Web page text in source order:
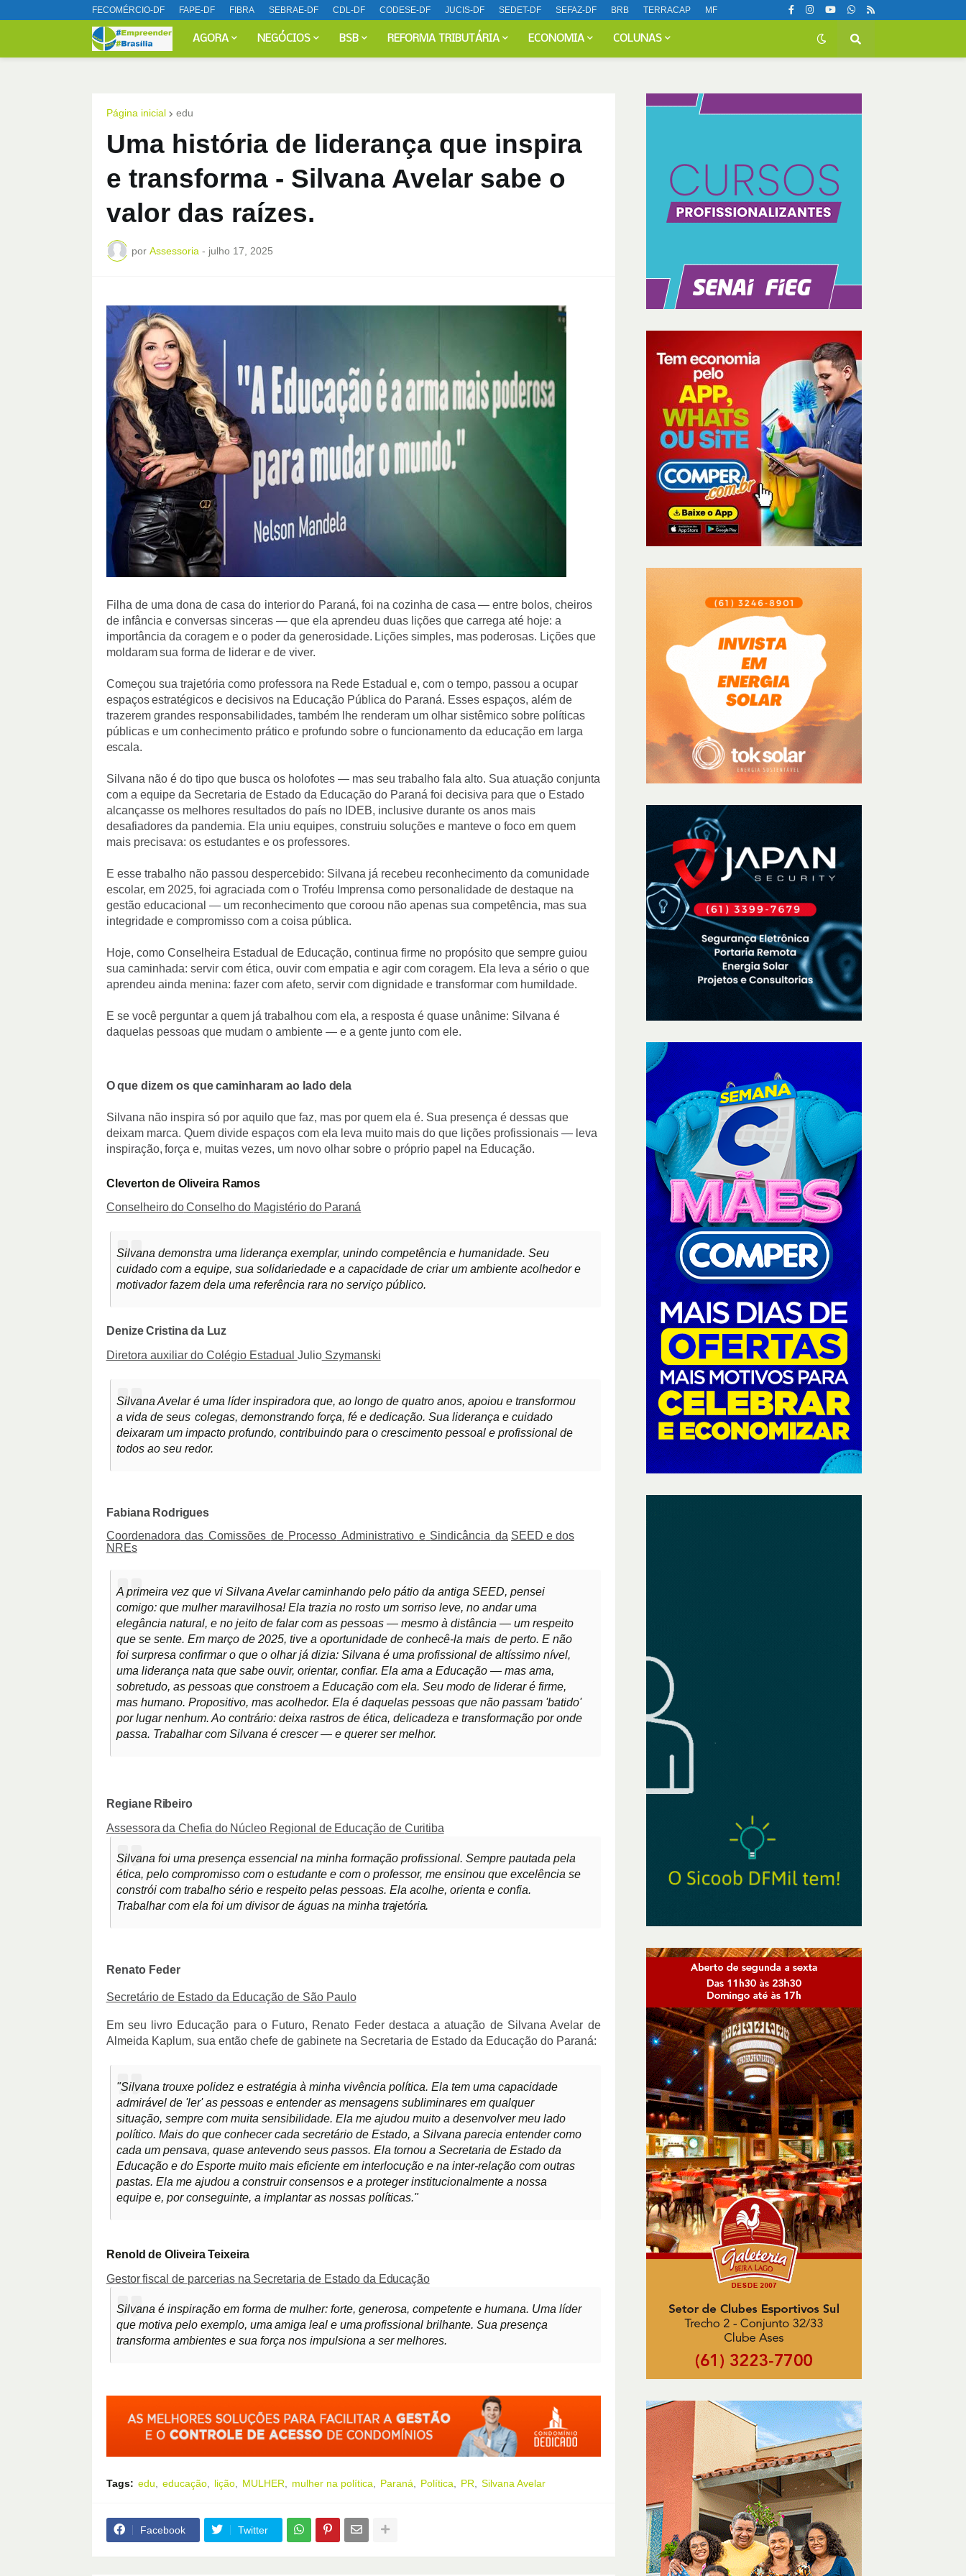
FECOMÉRCIO-DF FAPE-DF FIBRA SEBRAE-DF CDL-DF CODESE-DF JUCIS-DF SEDET-DF SEFAZ-DF BRB TERRACAP MF
AGORA NEGÓCIOS BSB REFORMA TRIBUTÁRIA ECONOMIA COLUNAS
Página inicial edu
Uma história de liderança que inspira
e transforma - Silvana Avelar sabe o
valor das raízes.
por Assessoria - julho 17, 2025
Filha de uma dona de casa do interior do Paraná, foi na cozinha de casa— entre bolos, cheiros
de infância e conversas sinceras — que ela aprendeu duas lições que carrega até hoje: a
importância da coragem e o poder da generosidade. Lições simples, mas poderosas. Lições que
moldaram sua forma de liderar e de viver.
Começou sua trajetória como professora na Rede Estadual e, com o tempo, passou a ocupar
espaços estratégicos e decisivos na Educação Pública do Paraná. Esses espaços, além de
trazerem grandes responsabilidades, também lhe renderam um olhar sistêmico sobre políticas
públicas e um conhecimento prático e profundo sobre o funcionamento da educação em larga
escala.
Silvana não é do tipo que busca os holofotes — mas seu trabalho fala alto. Sua atuação conjunta
com a equipe da Secretaria de Estado da Educação do Paraná foi decisiva para que o Estado
alcançasse os melhores resultados do país no IDEB, inclusive durante os anos mais
desafiadores da pandemia. Ela uniu equipes, construiu soluções e manteve o foco em quem
mais precisava: os estudantes e os professores.
E esse trabalho não passou despercebido: Silvana já recebeu reconhecimento da comunidade
escolar, em 2025, foi agraciada com o Troféu Imprensa como personalidade de destaque na
gestão educacional — um reconhecimento que coroou não apenas sua competência, mas sua
integridade e compromisso com a coisa pública.
Hoje, como Conselheira Estadual de Educação, continua firme no propósito que sempre guiou
sua caminhada: servir com ética, ouvir com empatia e agir com coragem. Ela leva a sério o que
aprendeu ainda menina: fazer com afeto, servir com dignidade e transformar com humildade.
E se você perguntar a quem já trabalhou com ela, a resposta é quase unânime: Silvana é
daquelas pessoas que mudam o ambiente — e a gente junto com ele.
O que dizem os que caminharam ao lado dela
Silvana não inspira só por aquilo que faz, mas por quem ela é. Sua presença é dessas que
deixam marca. Quem divide espaços com ela leva muito mais do que lições profissionais — leva
inspiração, força e, muitas vezes, um novo olhar sobre o próprio papel na Educação.
Cleverton de Oliveira Ramos
ConselheirodoConselhodo Magistério do Paraná
Silvana demonstra uma liderança exemplar, unindo competência e humanidade. Seu
cuidado com a equipe, sua solidariedade e a capacidade de criar um ambiente acolhedor e
motivador fazem dela uma referência rara no serviço público.
Denize Cristina da Luz
Diretora auxiliar do Colégio Estadual JulioSzymanski
Silvana Avelar é uma líder inspiradora que, ao longo de quatro anos, apoiou e transformou
a vida de seus colegas, demonstrando força, fé e dedicação. Sua liderança e cuidado
deixaram um impacto profundo, contribuindo para o crescimento pessoal e profissional de
todos ao seu redor.
Fabiana Rodrigues
Coordenadora das Comissões de Processo Administrativo e Sindicância da SEED e dos
NREs
A primeira vez que vi Silvana Avelar caminhando pelo pátio da antiga SEED, pensei
comigo: que mulher maravilhosa! Ela trazia no rosto um sorriso leve, no andar uma
elegância natural, e no jeito de falar com as pessoas — mesmo à distância — um respeito
que se sente. Em março de 2025, tive a oportunidade de conhecê-la mais de perto. E não
foi surpresa confirmar o que o olhar já dizia: Silvana é uma profissional de altíssimo nível,
uma liderança nata que sabe ouvir, orientar, confiar. Ela ama a Educação — mas ama,
sobretudo, as pessoas que constroem a Educação com ela. Seu modo de liderar é firme,
mas humano. Propositivo, mas acolhedor. Ela é daquelas pessoas que não passam 'batido'
por lugar nenhum. Ao contrário: deixa rastros de ética, delicadeza e transformação por onde
passa. Trabalhar com Silvana é crescer — e querer ser melhor.
Regiane Ribeiro
Assessora da Chefia do Núcleo Regional de Educação de Curitiba
Silvana foi uma presença essencial na minha formação profissional. Sempre pautada pela
ética, pelo compromisso com o estudante e com o professor, me ensinou que excelência se
constrói com trabalho sério e respeito pelas pessoas. Ela acolhe, orienta e confia.
Trabalhar com ela foi um divisor de águas na minha trajetória.
Renato Feder
Secretário de Estado da Educação de São Paulo
Em seu livro Educação para o Futuro, Renato Feder destaca a atuação de Silvana Avelar de
Almeida Kaplum, sua então chefe de gabinete na Secretaria de Estado da Educação do Paraná:
"Silvana trouxe polidez e estratégia à minha vivência política. Ela tem uma capacidade
admirável de 'ler' as pessoas e entender as mensagens subliminares em qualquer
situação, sempre com muita sensibilidade. Ela me ajudou muito a desenvolver meu lado
político. Mais do que conhecer cada secretário de Estado, a Silvana parecia entender como
cada um pensava, quase antevendo seus passos. Ela tornou a Secretaria de Estado da
Educação e do Esporte muito mais eficiente em interlocução e na inter-relação com outras
pastas. Ela me ajudou a construir consensos e a proteger institucionalmente a nossa
equipe e, por conseguinte, a implantar as nossas políticas."
Renold de Oliveira Teixeira
Gestor fiscal de parcerias na Secretaria de Estado da Educação
Silvana é inspiração em forma de mulher: forte, generosa, competente e humana. Uma líder
que motiva pelo exemplo, uma amiga leal e uma profissional brilhante. Sua presença
transforma ambientes e sua força nos impulsiona a ser melhores.
Tags: edu educação lição MULHER mulher na política Paraná Política PR Silvana Avelar
Facebook Twitter